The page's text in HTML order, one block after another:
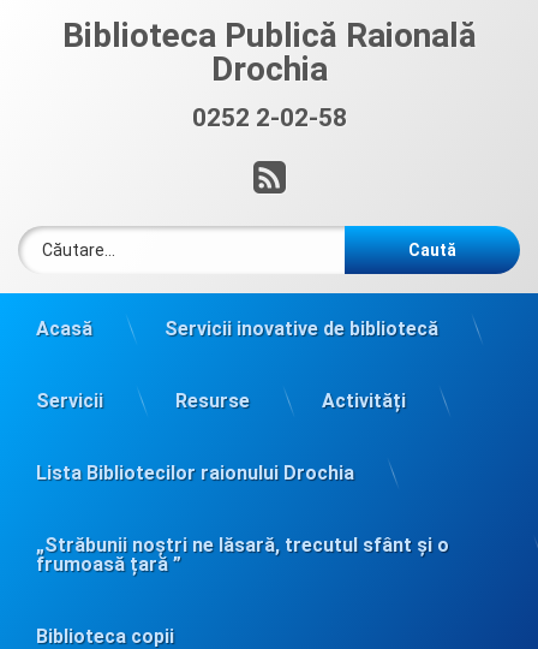
Biblioteca Publică Raională
Drochia
0252 2-02-58
RSS
Caută după:
Acasă Servicii inovative de bibliotecă
Servicii Resurse Activități
Lista Bibliotecilor raionului Drochia
„Străbunii noștri ne lăsară, trecutul sfânt și o
frumoasă țară ”
Biblioteca copii